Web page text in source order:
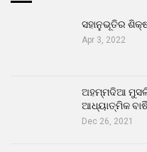
ସହାନୁଭୂତିର
Apr 3, 2022
ଅହମ୍ମଦିଆ
ଆଧ୍ୟାତ୍ମିକ
Dec 26, 2021